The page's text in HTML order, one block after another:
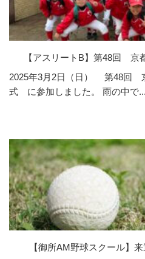
【アスリートB】第48回
2025年3月2日（日） 第48回
式 に参加しました。 雨の中で...
【御所AM野球スクール】